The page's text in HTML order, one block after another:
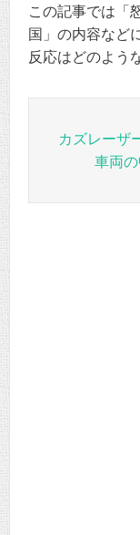
この記事では「
国」の内容など
反応はどのよう
カズレーザ
車両